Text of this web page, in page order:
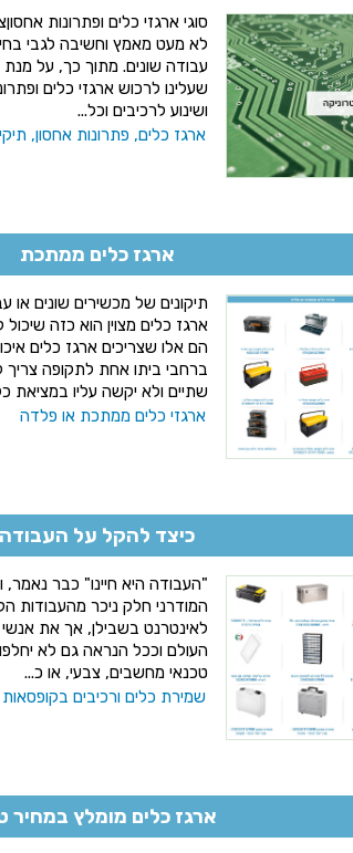
סוגי ארגזי כלים ופתרונות
לא מעט מאמץ וחשיבה לגבי
עבודה שונים. מתוך כך, על
שעלינו לרכוש ארגזי כלים
ושינוע לרכיבים וכל...
ארגז כלים, פתרונות אחסון,
ארגז כלים ממתכת
תיקונים של מכשירים שונים
ארגז כלים מצוין הוא כזה
הם אלו שצריכים ארגז כלים
ברחבי ביתו אחת לתקופה
שתיים ולא יקשה עליו במציאת
ארגזי כלים ממתכת או פלדה
כיצד להקל על העבודה
"העבודה היא חיינו" כבר נאמר,
המודרני חלק ניכר מהעבודות
לאינטרנט בשבילן, אך את אנשי
העולם וככל הנראה גם לא
טכנאי מחשבים, צבעי, או כ...
שמירת כלים ורכיבים בקופסאות
ארגז כלים מומלץ במחיר